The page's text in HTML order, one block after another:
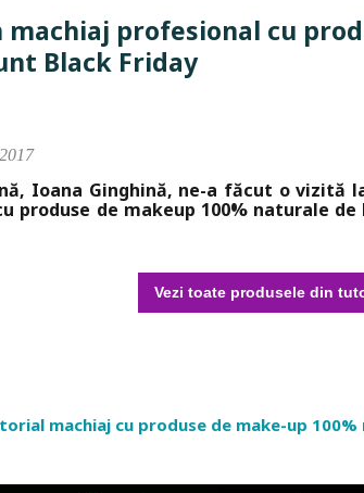
machiaj profesional cu
Black Friday
Ioana Ginghină, ne-a făcut o vizită
produse de makeup 100% naturale
Vezi toate produsele din